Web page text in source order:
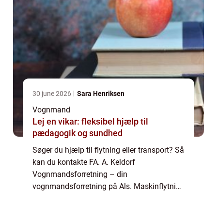
30 june 2026 Sara Henriksen
Vognmand
Lej en vikar: fleksibel hjælp til
pædagogik og sundhed
Søger du hjælp til flytning eller transport? Så
kan du kontakte FA. A. Keldorf
Vognmandsforretning – din
vognmandsforretning på Als. Maskinflytning